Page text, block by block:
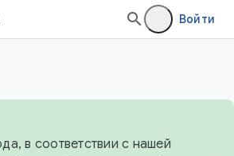
Войти
в соответствии с нашей